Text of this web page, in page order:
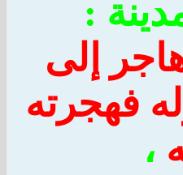
:
إلى